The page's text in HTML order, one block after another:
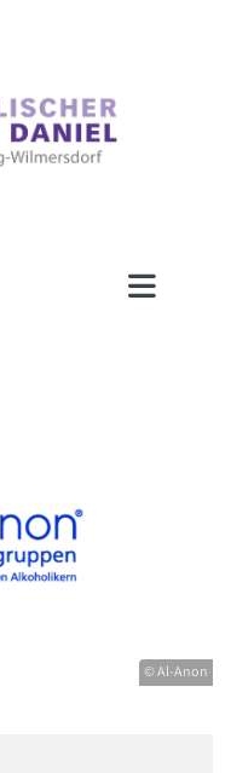
© Al-Anon